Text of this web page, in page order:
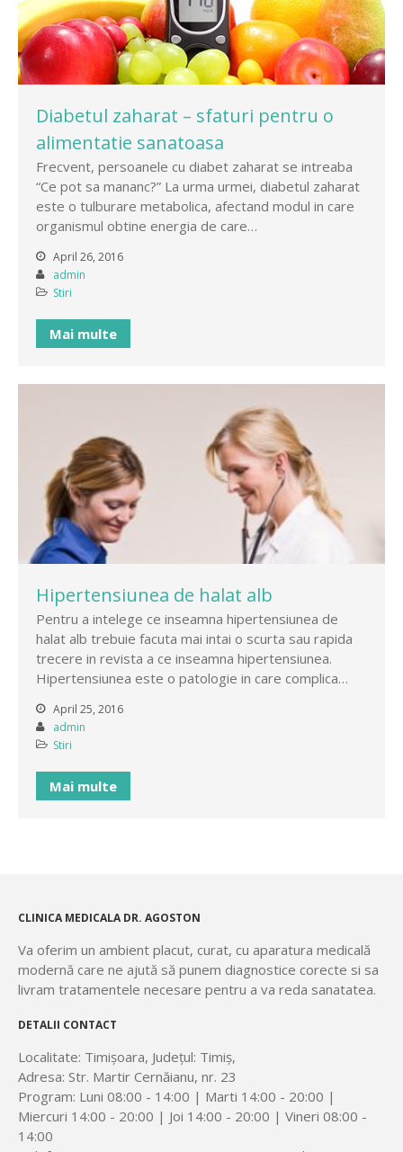
Diabetul zaharat – sfaturi pentru o
alimentatie sanatoasa
Frecvent, persoanele cu diabet zaharat se intreaba
“Ce pot sa mananc?” La urma urmei, diabetul zaharat
este o tulburare metabolica, afectand modul in care
organismul obtine energia de care…
April 26, 2016
admin
Stiri
Mai multe
Hipertensiunea de halat alb
Pentru a intelege ce inseamna hipertensiunea de
halat alb trebuie facuta mai intai o scurta sau rapida
trecere in revista a ce inseamna hipertensiunea.
Hipertensiunea este o patologie in care complica…
April 25, 2016
admin
Stiri
Mai multe
CLINICA MEDICALA DR. AGOSTON
Va oferim un ambient placut, curat, cu aparatura medicală
modernă care ne ajută să punem diagnostice corecte si sa
livram tratamentele necesare pentru a va reda sanatatea.
DETALII CONTACT
Localitate: Timișoara, Județul: Timiș,
Adresa: Str. Martir Cernăianu, nr. 23
Program: Luni 08:00 - 14:00 | Marti 14:00 - 20:00 |
Miercuri 14:00 - 20:00 | Joi 14:00 - 20:00 | Vineri 08:00 -
14:00